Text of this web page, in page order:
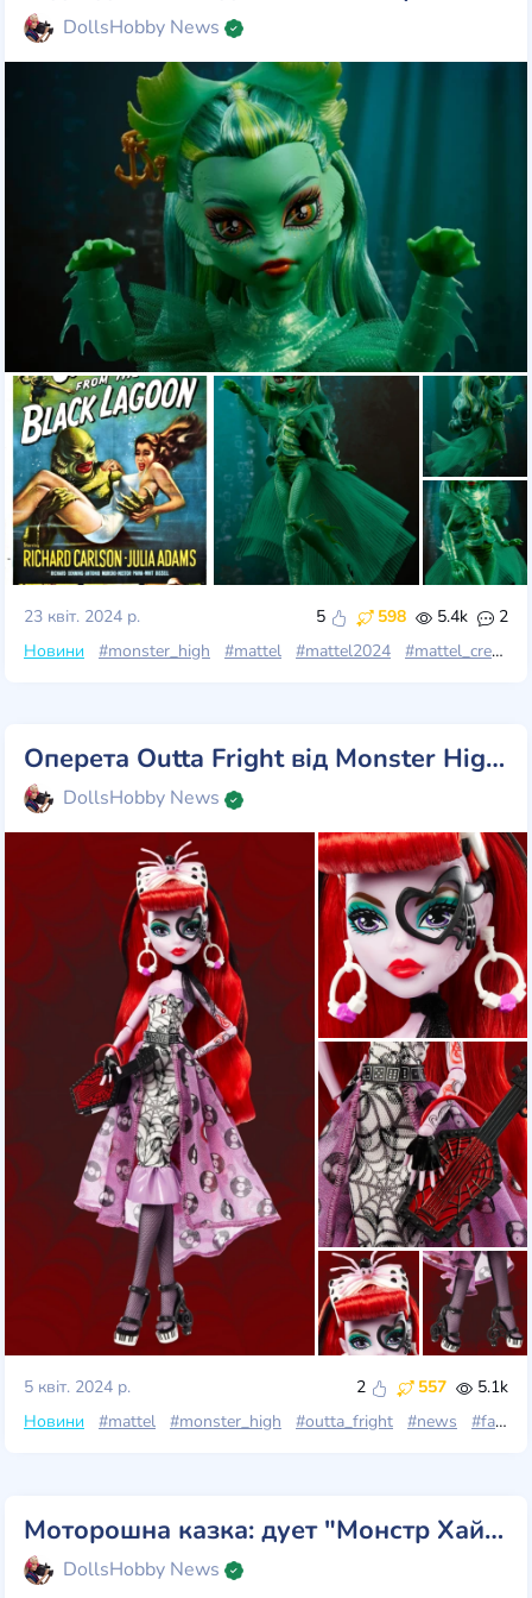
DollsHobby News
23 квіт. 2024 р. 5 598 5.4k
2
Новини
#monster_high #mattel #mattel2024 #mattel_creation
Оперета Outta Fright від Monster High серії Skullector!
DollsHobby News
5 квіт. 2024 р. 2 557
5.1k
Новини
#mattel #monster_high #outta_fright #news #fang_club
Моторошна казка: дует "Монстр Хай Скуллектор" - "Кошмар перед Різдвом"!
DollsHobby News